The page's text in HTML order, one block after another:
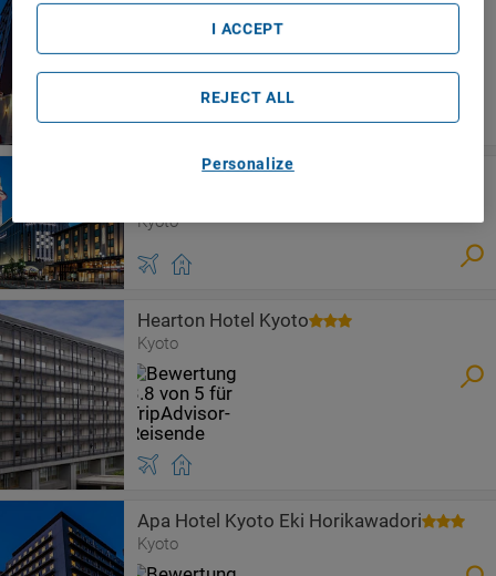
Daiwa Roynet Hotel Kyoto Ekimae
Kyoto
Hearton Hotel Kyoto
Kyoto
Apa Hotel Kyoto Eki Horikawadori
Kyoto
Personalize
REJECT ALL
I ACCEPT